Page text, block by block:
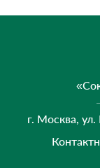
г. Москва,